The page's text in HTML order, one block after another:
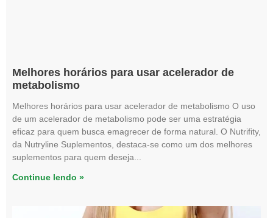
Melhores horários para usar acelerador de
metabolismo
Melhores horários para usar acelerador de metabolismo O uso
de um acelerador de metabolismo pode ser uma estratégia
eficaz para quem busca emagrecer de forma natural. O Nutrifity,
da Nutryline Suplementos, destaca-se como um dos melhores
suplementos para quem deseja
Continue lendo »